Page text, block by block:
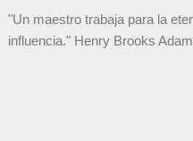
"Un maestro trabaja para la
influencia." Henry Brooks